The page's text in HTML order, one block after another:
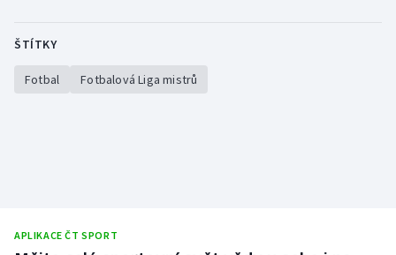
Rychlostní kanoistika
Short track
ŠTÍTKY
Fotbal Fotbalová Liga mistrů
APLIKACE ČT SPORT